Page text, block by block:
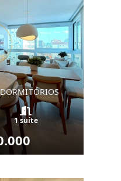
1 suíte